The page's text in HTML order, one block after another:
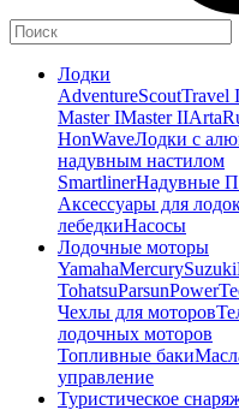
Лодки
AdventureScoutTravel I
Master IMaster IIArta
HonWaveЛодки с
надувным настилом
SmartlinerНадувные
Аксессуары для
лебедкиНасосы
Лодочные моторы
YamahaMercurySuzuki
TohatsuParsun
Чехлы для моторов
лодочных моторов
Топливные баки
управление
Туристическое